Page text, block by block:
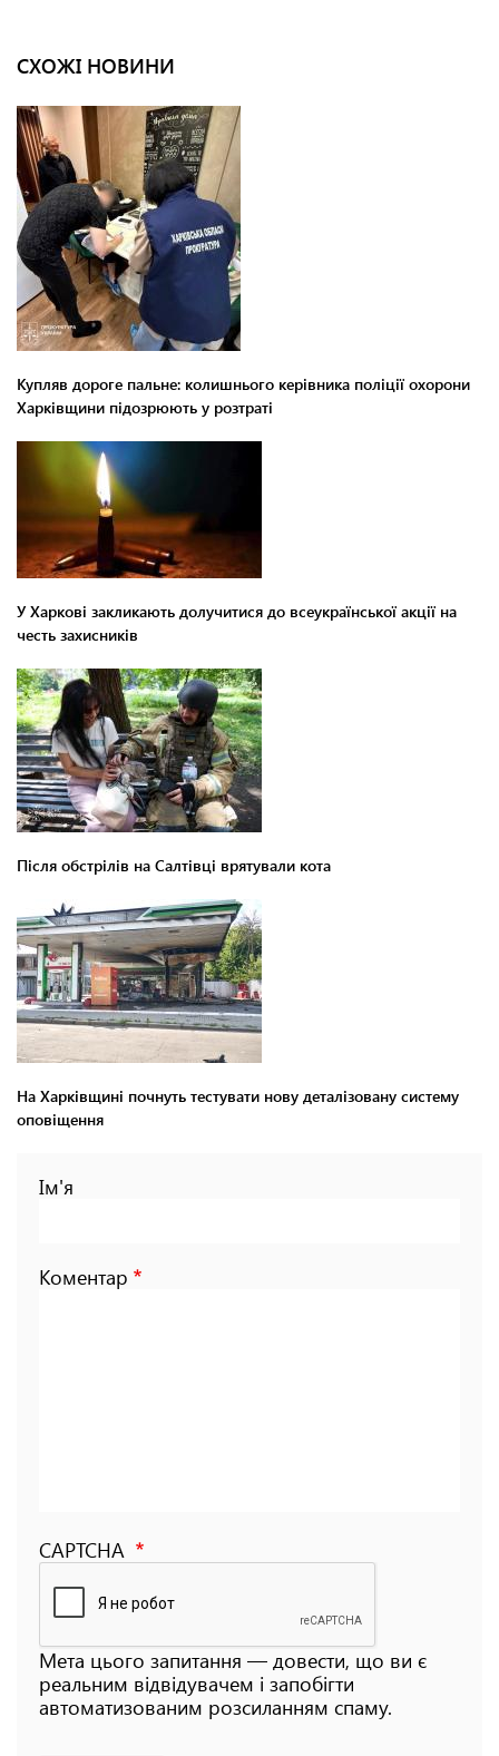
СХОЖІ НОВИНИ
Купляв дороге пальне: колишнього керівника поліції охорони
Харківщини підозрюють у розтраті
У Харкові закликають долучитися до всеукраїнської акції на
честь захисників
Після обстрілів на Салтівці врятували кота
На Харківщині почнуть тестувати нову деталізовану систему
оповіщення
Ім'я
Коментар
CAPTCHA
Мета цього запитання — довести, що ви є
реальним відвідувачем і запобігти
автоматизованим розсиланням спаму.